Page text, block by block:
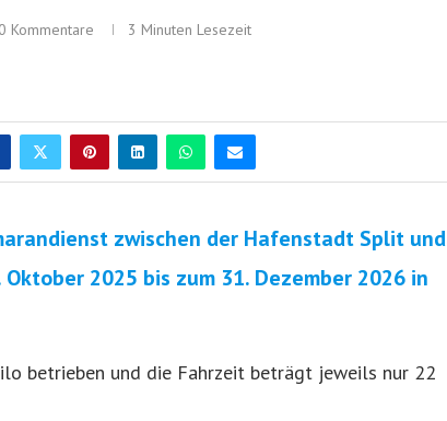
0 Kommentare 3 Minuten Lesezeit
zwischen der Hafenstadt Split und
2025 bis zum 31. Dezember 2026 in
betrieben und die Fahrzeit beträgt jeweils nur 22